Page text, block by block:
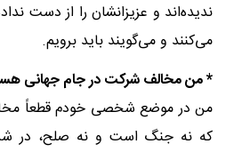
ندیده‌اند و عزیزانشان را از دست
می‌کنند و می‌گویند باید برویم.
* من مخالف شرکت در جام جهانی
من در موضع شخصی خودم قطعاً
که نه جنگ است و نه صلح، در